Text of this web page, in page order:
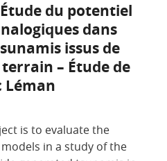
du potentiel
dans
issus de
– Étude de
Léman
is to evaluate the
in a study of the